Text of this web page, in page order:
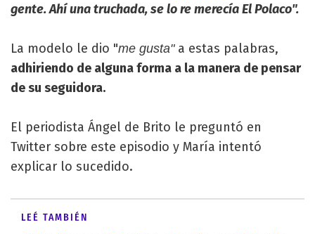
gente. Ahí una truchada, se lo re merecía El Polaco".
La modelo le dio "me gusta"a estas palabras,
adhiriendo de alguna forma a la manera de pensar
de su seguidora.
El periodista Ángel de Brito le preguntó en
Twitter sobre este episodio y María intentó
explicar lo sucedido.
LEÉ TAMBIÉN